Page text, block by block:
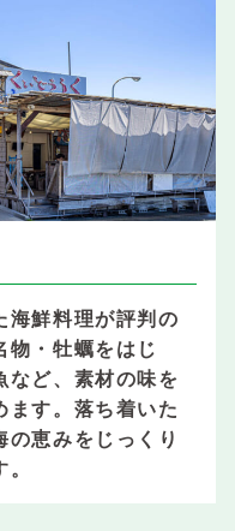
海鮮料理が評判の
物・牡蠣をはじ
など、素材の味を
ます。落ち着いた
恵みをじっくり